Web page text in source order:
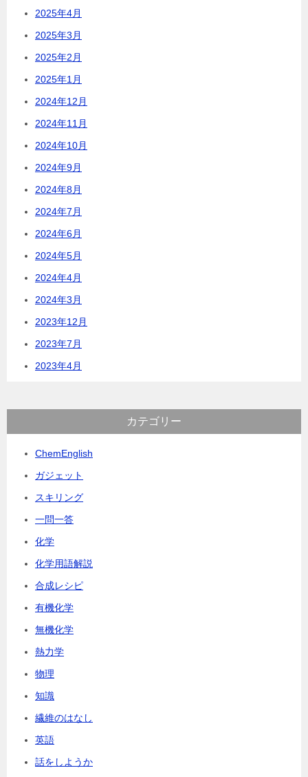
2025年4月
2025年3月
2025年2月
2025年1月
2024年12月
2024年11月
2024年10月
2024年9月
2024年8月
2024年7月
2024年6月
2024年5月
2024年4月
2024年3月
2023年12月
2023年7月
2023年4月
カテゴリー
ChemEnglish
ガジェット
スキリング
一問一答
化学
化学用語解説
合成レシピ
有機化学
無機化学
熱力学
物理
知識
繊維のはなし
英語
話をしようか